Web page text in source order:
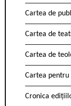
Cartea de
Cartea de
Cartea de
Cartea pentru
Cronica